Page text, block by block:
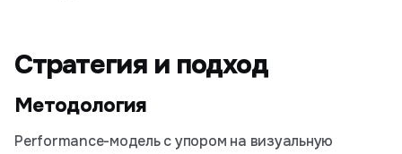
Стратегия и подход
Методология
Performance-модель с упором на визуальную